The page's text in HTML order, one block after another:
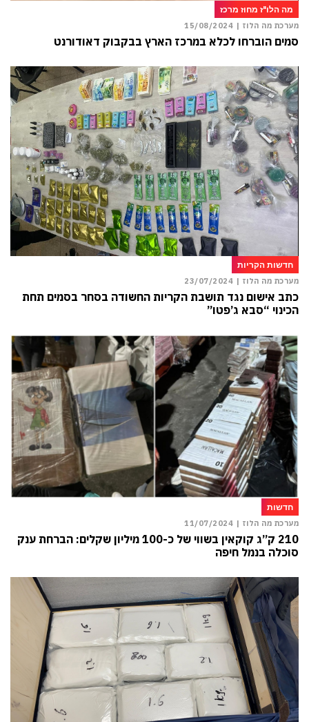
מה הלו"ז מחוז מרכז
מערכת מה הלוז | 15/08/2024
סמים הוברחו לכלא במרכז הארץ בבקבוק דאודורנט
חדשות הקריות
מערכת מה הלוז | 23/07/2024
כתב אישום נגד תושבת הקריות החשודה בסחר בסמים תחת
הכינוי “סבא ג’פטו”
חדשות
מערכת מה הלוז | 11/07/2024
210 ק”ג קוקאין בשווי של כ-100 מיליון שקלים: הברחת ענק
סוכלה בנמל חיפה